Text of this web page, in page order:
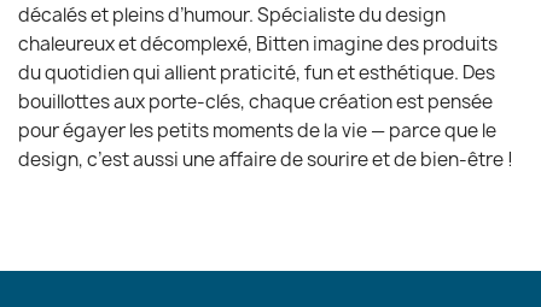
décalés et pleins d’humour. Spécialiste du design
chaleureux et décomplexé, Bitten imagine des produits
du quotidien qui allient praticité, fun et esthétique. Des
bouillottes aux porte-clés, chaque création est pensée
pour égayer les petits moments de la vie — parce que le
design, c’est aussi une affaire de sourire et de bien-être !